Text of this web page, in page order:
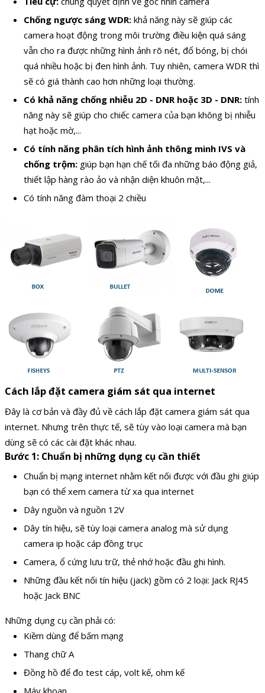
Chống ngược sáng WDR: khả năng này sẽ giúp các
camera hoạt động trong môi trường điều kiện quá sáng
vẫn cho ra được những hình ảnh rõ nét, đổ bóng, bị chói
quá nhiều hoặc bị đen hình ảnh. Tuy nhiên, camera WDR thì
sẽ có giá thành cao hơn những loại thường.
Có khả năng chống nhiễu 2D - DNR hoặc 3D - DNR: tính
năng này sẽ giúp cho chiếc camera của bạn không bị nhiễu
hạt hoặc mờ,...
Có tính năng phân tích hình ảnh thông minh IVS và
chống trộm: giúp bạn hạn chế tối đa những báo động giả,
thiết lập hàng rào ảo và nhận diện khuôn mặt,...
Có tính năng đàm thoại 2 chiều
Cách lắp đặt camera giám sát qua internet
Đây là cơ bản và đầy đủ về cách lắp đặt camera giám sát qua
internet. Nhưng trên thực tế, sẽ tùy vào loại camera mà bạn
dùng sẽ có các cài đặt khác nhau.
Bước 1: Chuẩn bị những dụng cụ cần thiết
Chuẩn bị mạng internet nhằm kết nối được với đầu ghi giúp
bạn có thể xem camera từ xa qua internet
Dây nguồn và nguồn 12V
Dây tín hiệu, sẽ tùy loại camera analog mà sử dụng
camera ip hoặc cáp đồng trục
Camera, ổ cứng lưu trữ, thẻ nhớ hoặc đầu ghi hình.
Những đầu kết nối tín hiệu (jack) gồm có 2 loại: Jack RJ45
hoặc Jack BNC
Những dụng cụ cần phải có:
Kiềm dùng để bấm mạng
Thang chữ A
Đồng hồ để đo test cáp, volt kế, ohm kế